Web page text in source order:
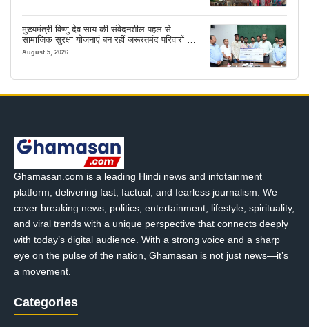
मुख्यमंत्री विष्णु देव साय की संवेदनशील पहल से
सामाजिक सुरक्षा योजनाएं बन रहीं जरूरतमंद परिवारों का
मजबूत सहारा
August 5, 2026
Ghamasan.com is a leading Hindi news and infotainment
platform, delivering fast, factual, and fearless journalism. We
cover breaking news, politics, entertainment, lifestyle, spirituality,
and viral trends with a unique perspective that connects deeply
with today’s digital audience. With a strong voice and a sharp
eye on the pulse of the nation, Ghamasan is not just news—it’s
a movement.
Categories